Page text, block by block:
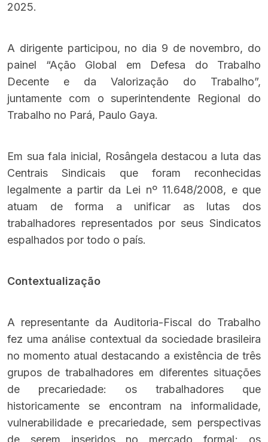
2025.
A dirigente participou, no dia 9 de novembro, do
painel “Ação Global em Defesa do Trabalho
Decente e da Valorização do Trabalho”,
juntamente com o superintendente Regional do
Trabalho no Pará, Paulo Gaya.
Em sua fala inicial, Rosângela destacou a luta das
Centrais Sindicais que foram reconhecidas
legalmente a partir da Lei nº 11.648/2008, e que
atuam de forma a unificar as lutas dos
trabalhadores representados por seus Sindicatos
espalhados por todo o país.
Contextualização
A representante da Auditoria-Fiscal do Trabalho
fez uma análise contextual da sociedade brasileira
no momento atual destacando a existência de três
grupos de trabalhadores em diferentes situações
de precariedade: os trabalhadores que
historicamente se encontram na informalidade,
vulnerabilidade e precariedade, sem perspectivas
de serem inseridos no mercado formal; os